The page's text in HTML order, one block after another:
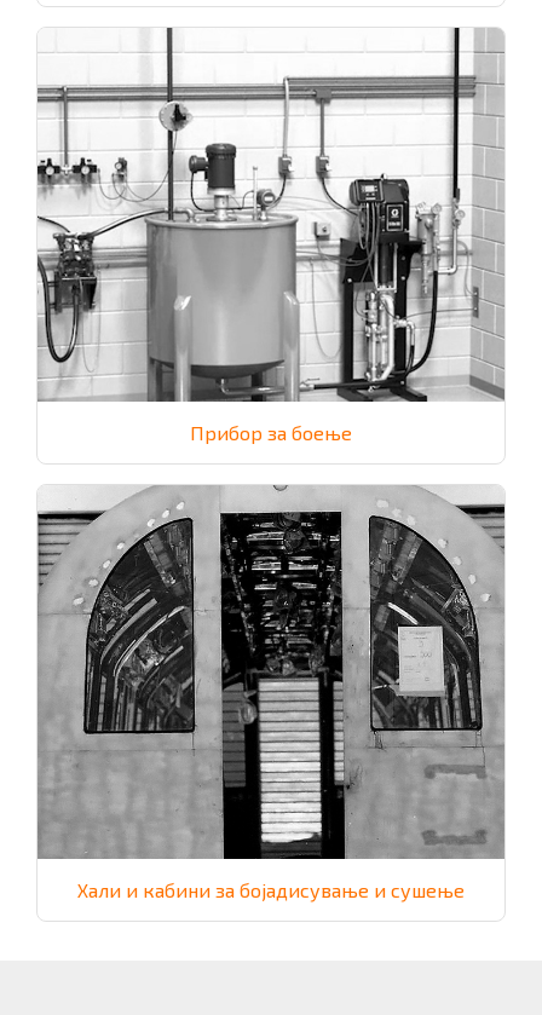
Прибор за боење
Хали и кабини за бојадисување и сушење